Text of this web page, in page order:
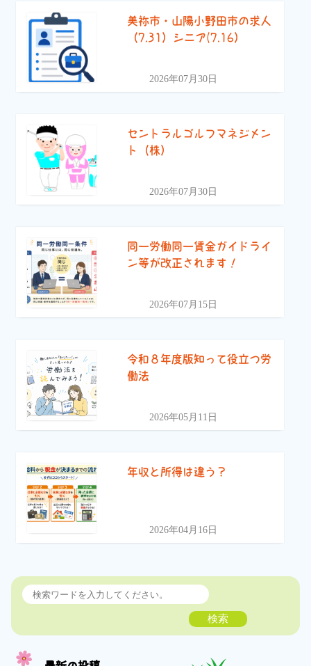
美祢市・山陽小野田市の求人
（7.31）シニア(7.16）
2026年07月30日
セントラルゴルフマネジメン
ト（株）
2026年07月30日
同一労働同一賃金ガイドライ
ン等が改正されます！
2026年07月15日
令和８年度版知って役立つ労
働法
2026年05月11日
年収と所得は違う？
2026年04月16日
検索